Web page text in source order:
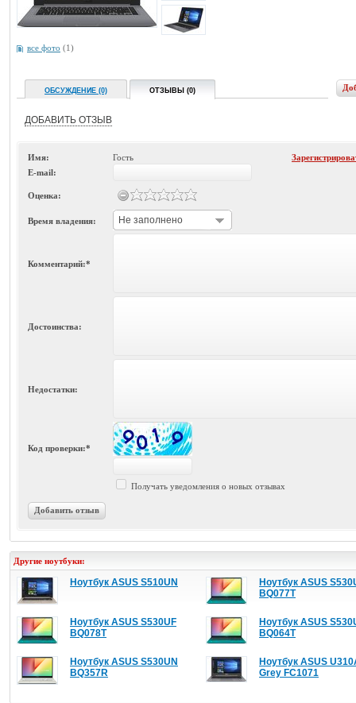
все фото (1)
ОБСУЖДЕНИЕ (0) ОТЗЫВЫ (0)
ДОБАВИТЬ ОТЗЫВ
Имя: Гость
E-mail:
Оценка:
Время владения: Не заполнено
Комментарий:*
Достоинства:
Недостатки:
Код проверки:*
Получать уведомления о новых отзывах
Добавить отзыв
Другие ноутбуки:
Ноутбук ASUS S510UN
Ноутбук ASUS
BQ077T
Ноутбук ASUS S530UF
BQ078T
Ноутбук ASUS
BQ064T
Ноутбук ASUS S530UN
BQ357R
Ноутбук ASUS
Grey FC1071